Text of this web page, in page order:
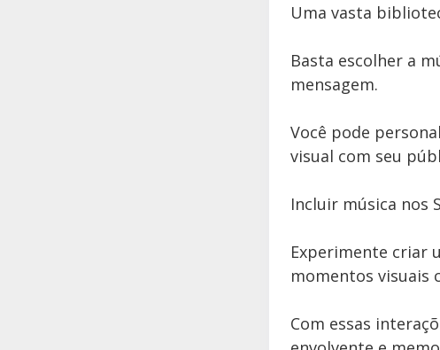
Uma vasta
Basta escolher a
mensagem.
Você pode
visual com seu
Incluir música nos
Experimente criar
momentos visuais
Com essas